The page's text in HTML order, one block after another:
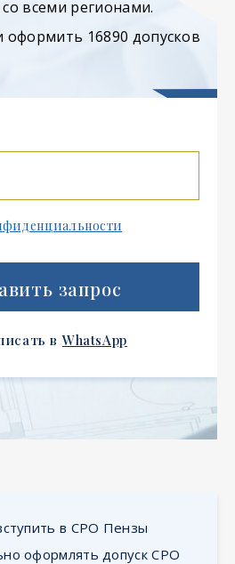
всеми регионами.
оформить 16890 допусков
запрос
в WhatsApp
в СРО Пензы
оформлять допуск СРО